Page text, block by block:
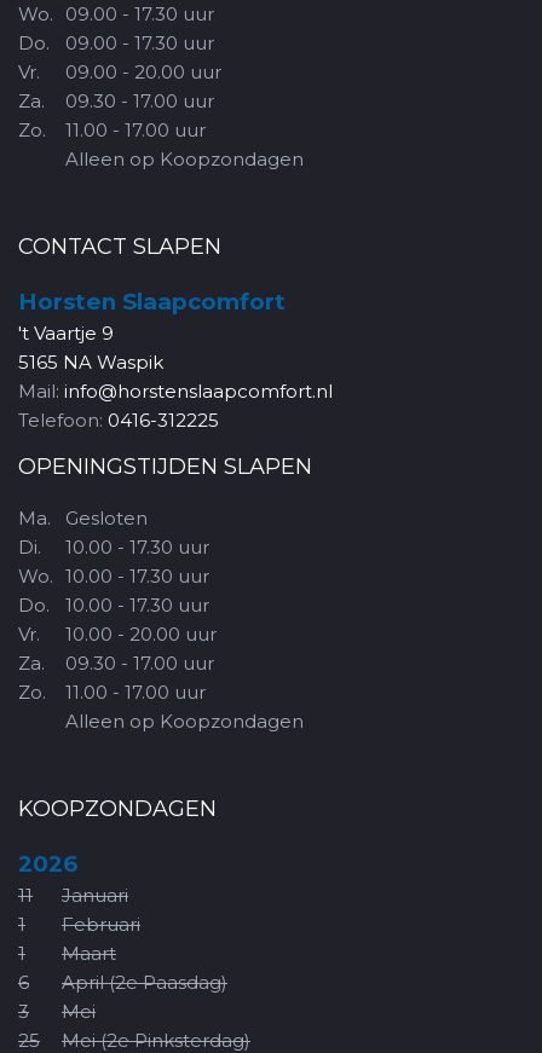
Wo.
Do.
Vr.
Za.
Zo.
09.00 - 17.30 uur
09.00 - 17.30 uur
09.00 - 20.00 uur
09.30 - 17.00 uur
11.00 - 17.00 uur
Alleen op Koopzondagen
CONTACT SLAPEN
Horsten Slaapcomfort
't Vaartje 9
5165 NA Waspik
Mail: info@horstenslaapcomfort.nl
Telefoon: 0416-312225
OPENINGSTIJDEN SLAPEN
Ma.
Di.
Wo.
Do.
Vr.
Za.
Zo.
Gesloten
10.00 - 17.30 uur
10.00 - 17.30 uur
10.00 - 17.30 uur
10.00 - 20.00 uur
09.30 - 17.00 uur
11.00 - 17.00 uur
Alleen op Koopzondagen
KOOPZONDAGEN
2026
11
Januari
1
Februari
1
Maart
6
April (2e Paasdag)
3
Mei
25
Mei (2e Pinksterdag)